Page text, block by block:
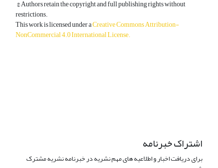
© Authors retain the copyright and full publishing rights without
restrictions.
This work is licensed under aCreative Commons Attribution-
NonCommercial 4.0 International License.
اشتراک خبرنامه
برای دریافت اخبار و اطلاعیه های مهم نشریه در خبرنامه نشریه مشترک